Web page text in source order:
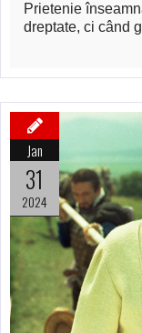
Prietenie
dreptate, ci când
Jan
31
2024